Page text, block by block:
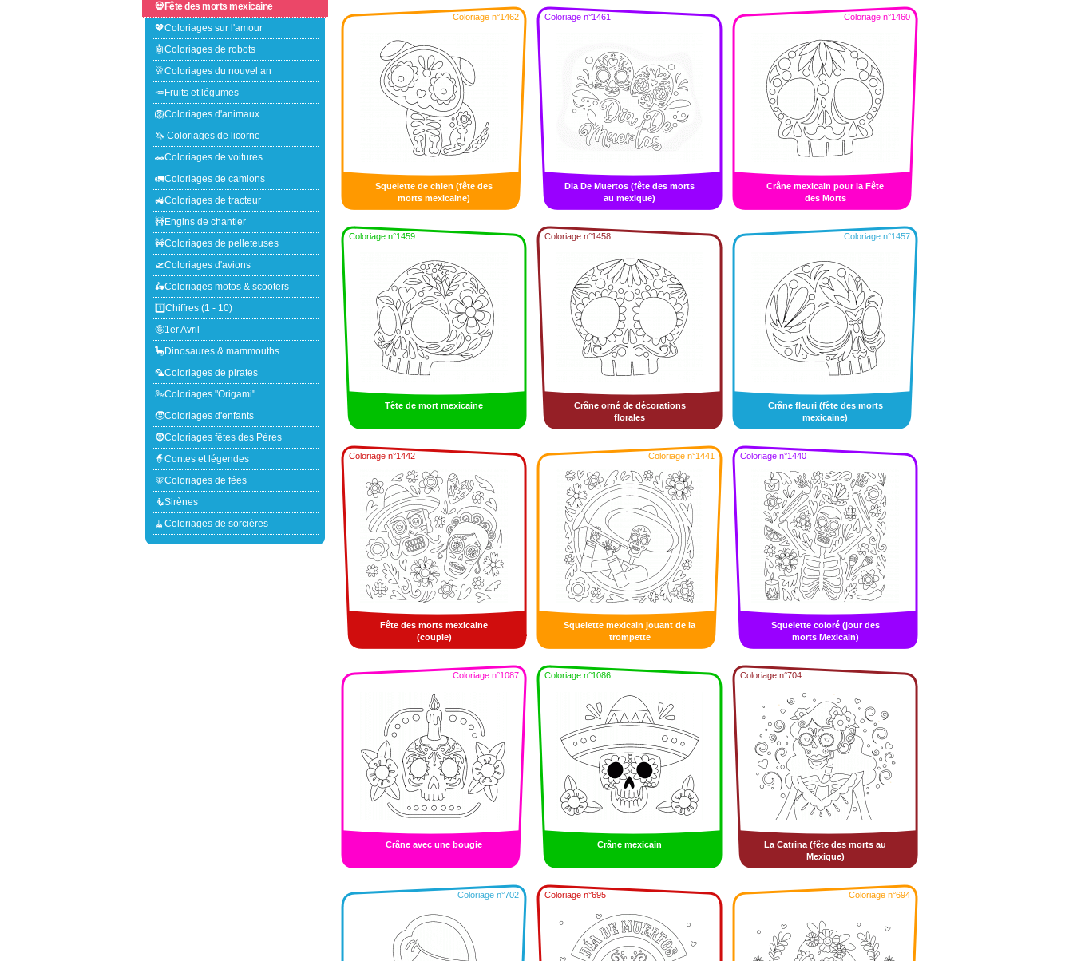
💀Fête des morts mexicaine
💖Coloriages sur l'amour
🤖Coloriages de robots
🥂Coloriages du nouvel an
🥕Fruits et légumes
🦁Coloriages d'animaux
🦄 Coloriages de licorne
🚗Coloriages de voitures
🚛Coloriages de camions
🚜Coloriages de tracteur
🚧Engins de chantier
🚧Coloriages de pelleteuses
🛫Coloriages d'avions
🛵Coloriages motos & scooters
1️⃣Chiffres (1 - 10)
🤪1er Avril
🦕Dinosaures & mammouths
🦜Coloriages de pirates
🦢Coloriages "Origami"
🧒Coloriages d'enfants
🧔Coloriages fêtes des Pères
🧙Contes et légendes
🧚Coloriages de fées
🧜Sirènes
🧹Coloriages de sorcières
Coloriage n°1462
Squelette de chien (fête des
morts mexicaine)
Coloriage n°1461
Dia De Muertos (fête des morts
au mexique)
Coloriage n°1460
Crâne mexicain pour la Fête
des Morts
Coloriage n°1459
Tête de mort mexicaine
Coloriage n°1458
Crâne orné de décorations
florales
Coloriage n°1457
Crâne fleuri (fête des morts
mexicaine)
Coloriage n°1442
Fête des morts mexicaine
(couple)
Coloriage n°1441
Squelette mexicain jouant de la
trompette
Coloriage n°1440
Squelette coloré (jour des
morts Mexicain)
Coloriage n°1087
Crâne avec une bougie
Coloriage n°1086
Crâne mexicain
Coloriage n°704
La Catrina (fête des morts au
Mexique)
Coloriage n°702 Coloriage n°695 Coloriage n°694